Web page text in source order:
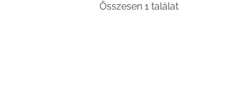
Összesen 1 találat